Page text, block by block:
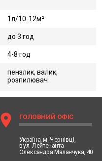
1л/10-12м²
до 3 год
4-8 год
пензлик, валик,
розпилювач
location_on ГОЛОВНИЙ ОФІС
Україна, м. Чернівці,
вул. Лейтенанта
Олександра Маланчука, 40